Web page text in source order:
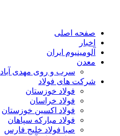
صفحه اصلی
اخبار
آلومینیوم ایران
معدن
سرب و روی مهدی آباد
شرکت های فولاد
فولاد خوزستان
فولاد خراسان
فولاد اکسین خوزستان
فولاد مبارکه سپاهان
صبا فولاد خلیج فارس